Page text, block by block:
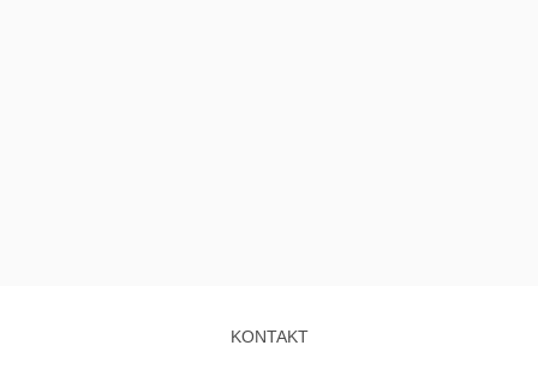
KONTAKT